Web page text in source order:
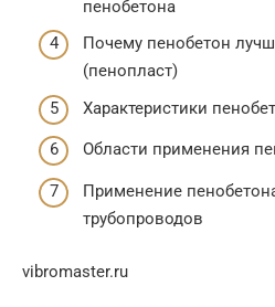
пенобетона
Почему пенобетон
(пенопласт)
Характеристики
Области применения
Применение
трубопроводов
vibromaster.ru